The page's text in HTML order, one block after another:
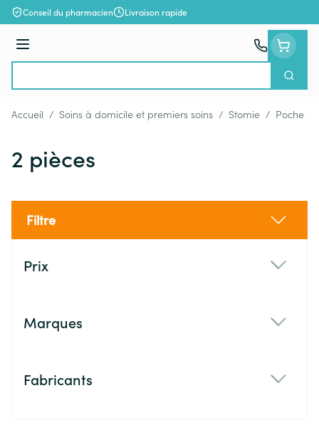
Aller au contenu
Conseil du pharmacien Livraison rapide
Menu
Accueil / Soins à domicile et premiers soins / Stomie / Poche
2 pièces
Filtre
Prix
Marques
Fabricants